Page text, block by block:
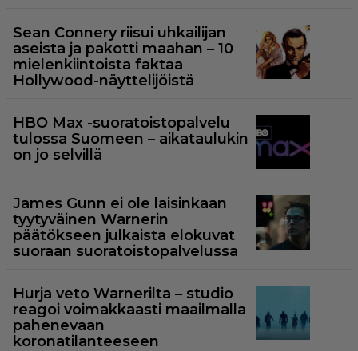
Sean Connery riisui uhkailijan
aseista ja pakotti maahan – 10
mielenkiintoista faktaa
Hollywood-näyttelijöistä
HBO Max -suoratoistopalvelu
tulossa Suomeen – aikataulukin
on jo selvillä
James Gunn ei ole laisinkaan
tyytyväinen Warnerin
päätökseen julkaista elokuvat
suoraan suoratoistopalvelussa
Hurja veto Warnerilta – studio
reagoi voimakkaasti maailmalla
pahenevaan
koronatilanteeseen